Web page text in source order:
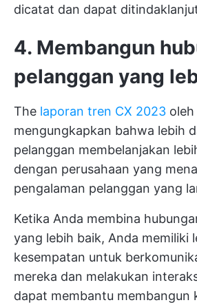
dicatat dan dapat
4. Membangun
pelanggan yang
The laporan tren CX 2023
mengungkapkan bahwa lebih
pelanggan membelanjakan
dengan perusahaan yang
pengalaman pelanggan yang
Ketika Anda membina
yang lebih baik, Anda memiliki
kesempatan untuk
mereka dan melakukan
dapat membantu membangun